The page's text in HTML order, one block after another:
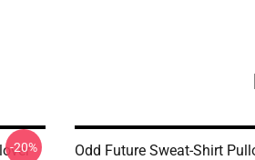
-20%
Odd Future Sweat-Shirt